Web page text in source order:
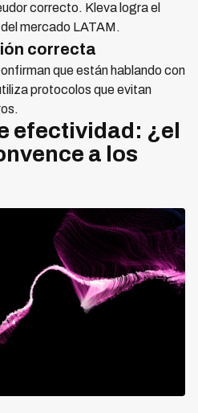
correcto. Kleva logra el
mercado LATAM.
correcta
que están hablando con
protocolos que evitan
efectividad: ¿el
a los